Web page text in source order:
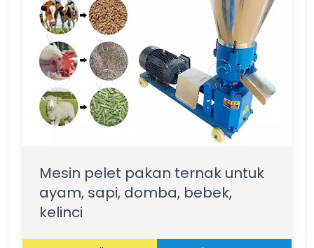
Mesin pelet pakan ternak untuk
ayam, sapi, domba, bebek,
kelinci